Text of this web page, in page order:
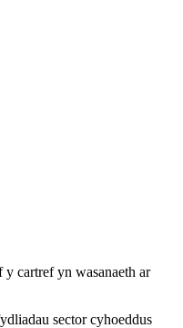
cartref yn wasanaeth ar
sector cyhoeddus